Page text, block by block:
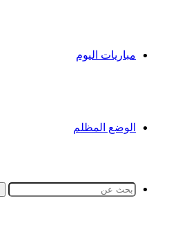
مباريات اليوم
الوضع المظلم